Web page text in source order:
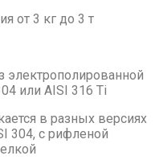
от 3 кг до 3 т
электрополированной
или AISI 316 Ti
в разных версиях
304, с рифленой